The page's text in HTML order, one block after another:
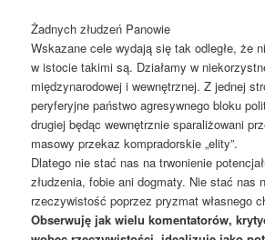
Żadnych złudzeń Panowie
Wskazane cele wydają się tak odległe, że
w istocie takimi są. Działamy w
międzynarodowej i wewnętrznej. Z jednej
peryferyjne państwo agresywnego bloku
drugiej będąc wewnętrznie sparaliżowani
masowy przekaz kompradorskie „elity”.
Dlatego nie stać nas na trwonienie
złudzenia, fobie ani dogmaty. Nie stać nas
rzeczywistość poprzez pryzmat własnego
Obserwuję jak wielu komentatorów,